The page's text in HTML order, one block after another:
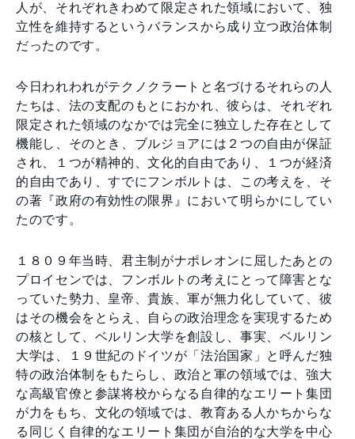
人が、それぞれきわめて限定された領域において、独
立性を維持するというバランスから成り立つ政治体制
だったのです。
今日われわれがテクノクラートと名づけるそれらの人
たちは、法の支配のもとにおかれ、彼らは、それぞれ
限定された領域のなかでは完全に独立した存在として
機能し、そのとき、ブルジョアには２つの自由が保証
され、１つが精神的、文化的自由であり、１つが経済
的自由であり、すでにフンボルトは、この考えを、そ
の著『政府の有効性の限界』において明らかにしてい
たのです。
１８０９年当時、君主制がナポレオンに屈したあとの
プロイセンでは、フンボルトの考えにとって障害とな
っていた勢力、皇帝、貴族、軍が無力化していて、彼
はその機会をとらえ、自らの政治理念を実現するため
の核として、ベルリン大学を創設し、事実、ベルリン
大学は、１９世紀のドイツが「法治国家」と呼んだ独
特の政治体制をもたらし、政治と軍の領域では、強大
な高級官僚と参謀将校からなる自律的なエリート集団
が力をもち、文化の領域では、教育ある人かちからな
る同じく自律的なエリート集団が自治的な大学を中心